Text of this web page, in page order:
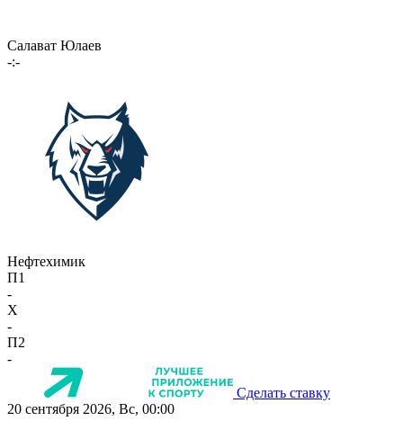
Салават Юлаев
-:-
Нефтехимик
П1
-
X
-
П2
-
Сделать ставку
20 сентября 2026, Вс, 00:00